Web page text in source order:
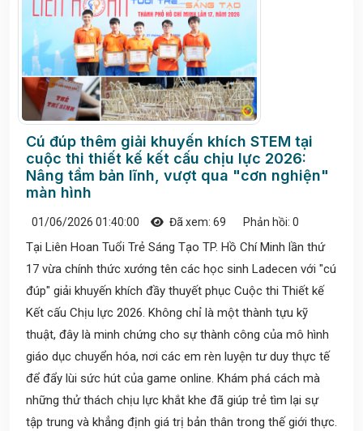
Cú đúp thêm giải khuyến khích STEM tại
cuộc thi thiết kế kết cấu chịu lực 2026:
Nâng tầm bản lĩnh, vượt qua "cơn nghiện"
màn hình
01/06/2026 01:40:00 Đã xem: 69 Phản hồi: 0
Tại Liên Hoan Tuổi Trẻ Sáng Tạo TP. Hồ Chí Minh lần thứ
17 vừa chính thức xướng tên các học sinh Ladecen với "cú
đúp" giải khuyến khích đầy thuyết phục Cuộc thi Thiết kế
Kết cấu Chịu lực 2026. Không chỉ là một thành tựu kỹ
thuật, đây là minh chứng cho sự thành công của mô hình
giáo dục chuyển hóa, nơi các em rèn luyện tư duy thực tế
để đẩy lùi sức hút của game online. Khám phá cách mà
những thử thách chịu lực khắt khe đã giúp trẻ tìm lại sự
tập trung và khẳng định giá trị bản thân trong thế giới thực.